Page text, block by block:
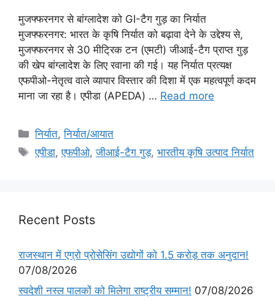
मुजफ्फरनगर से बांग्लादेश को GI-टैग गुड़ का निर्यात
मुजफ्फरनगर: भारत के कृषि निर्यात को बढ़ावा देने के उद्देश्य से,
मुजफ्फरनगर से 30 मीट्रिक टन (एमटी) जीआई-टैग प्राप्त गुड़
की खेप बांग्लादेश के लिए रवाना की गई। यह निर्यात प्रत्यक्ष
एफपीओ-नेतृत्व वाले व्यापार विस्तार की दिशा में एक महत्वपूर्ण कदम
माना जा रहा है। एपीडा (APEDA) … Read more
निर्यात,निर्यात/आयात
एपीडा,एफपीओ,जीआई-टैग गुड़,भारतीय कृषि उत्पाद निर्यात
Recent Posts
राजस्थान में एग्रो प्रोसेसिंग उद्योगों को 1.5 करोड़ तक अनुदान!
07/08/2026
स्वदेशी नस्ल पालकों को मिलेगा राष्ट्रीय सम्मान! 07/08/2026